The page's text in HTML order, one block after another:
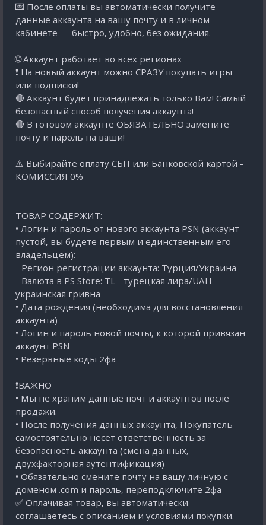
💌 После оплаты вы автоматически получите
данные аккаунта на вашу почту и в личном
кабинете — быстро, удобно, без ожидания.
🌐 Аккаунт работает во всех регионах
❗ На новый аккаунт можно СРАЗУ покупать игры
или подписки!
🔴 Аккаунт будет принадлежать только Вам! Самый
безопасный способ получения аккаунта!
🔴 В готовом аккаунте ОБЯЗАТЕЛЬНО замените
почту и пароль на ваши!
⚠️ Выбирайте оплату СБП или Банковской картой -
КОМИССИЯ 0%
ТОВАР СОДЕРЖИТ:
• Логин и пароль от нового аккаунта PSN (аккаунт
пустой, вы будете первым и единственным его
владельцем):
- Регион регистрации аккаунта: Турция/Украина
- Валюта в PS Store: TL - турецкая лира/UAH -
украинская гривна
• Дата рождения (необходима для восстановления
аккаунта)
• Логин и пароль новой почты, к которой привязан
аккаунт PSN
• Резервные коды 2фа
❗ВАЖНО
• Мы не храним данные почт и аккаунтов после
продажи.
• После получения данных аккаунта, Покупатель
самостоятельно несёт ответственность за
безопасность аккаунта (смена данных,
двухфакторная аутентификация)
• Обязательно смените почту на вашу личную с
доменом .com и пароль, переподключите 2фа
✅ Оплачивая товар, вы автоматически
соглашаетесь с описанием и условиями покупки.